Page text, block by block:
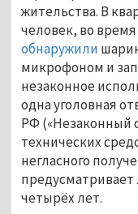
жительства. В
человек, во
обнаружили
микрофоном и
незаконное
одна уголовная
РФ («Незаконный
технических
негласного
четырёх лет.